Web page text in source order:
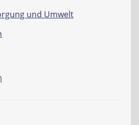
und Umwelt